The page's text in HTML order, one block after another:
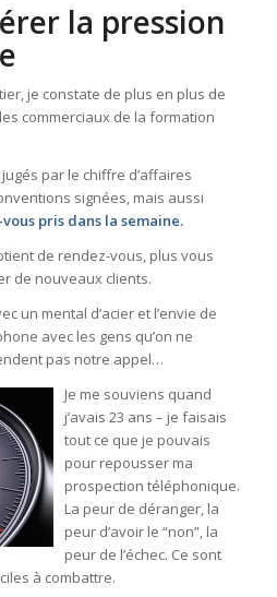
la pression
je constate de plus en plus de
commerciaux de la formation
par le chiffre d’affaires
signées, mais aussi
pris dans la semaine.
de rendez-vous, plus vous
de nouveaux clients.
un mental d’acier et l’envie de
avec les gens qu’on ne
pas notre appel…
Je me souviens quand
j’avais 23 ans – je faisais
tout ce que je pouvais
pour repousser ma
prospection téléphonique.
La peur de déranger, la
peur d’avoir le “non”, la
peur de l’échec. Ce sont
à combattre.